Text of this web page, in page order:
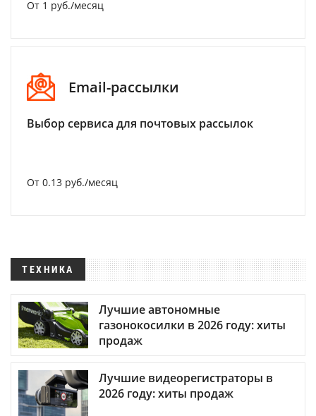
От 1 руб./месяц
Email-рассылки
Выбор сервиса для почтовых рассылок
От 0.13 руб./месяц
ТЕХНИКА
Лучшие автономные
газонокосилки в 2026 году: хиты
продаж
Лучшие видеорегистраторы в
2026 году: хиты продаж